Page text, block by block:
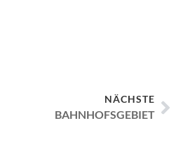
NÄCHSTE
BAHNHOFSGEBIET